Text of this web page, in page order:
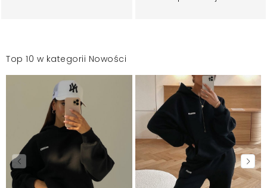
Top 10 w kategorii Nowości